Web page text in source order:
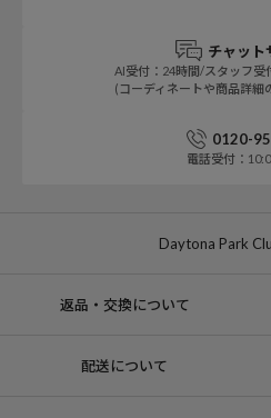
チャット
AI受付：24時間/スタッフ受
(コーディネートや商品詳細
0120-
電話受付：
Daytona Park
返品・交換について
配送について